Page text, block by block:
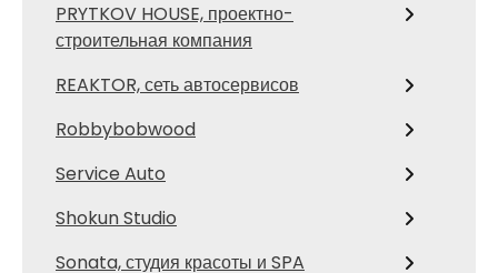
PRYTKOV HOUSE, проектно-
строительная компания
REAKTOR, сеть автосервисов
Robbybobwood
Service Auto
Shokun Studio
Sonata, студия красоты и SPA